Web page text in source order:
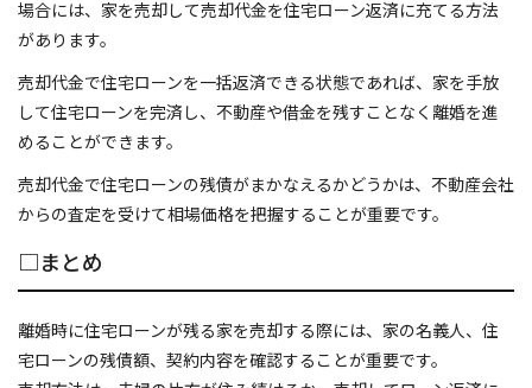
場合には、家を売却して売却代金を住宅ローン返済に充てる方法
があります。
売却代金で住宅ローンを一括返済できる状態であれば、家を手放
して住宅ローンを完済し、不動産や借金を残すことなく離婚を進
めることができます。
売却代金で住宅ローンの残債がまかなえるかどうかは、不動産会社
からの査定を受けて相場価格を把握することが重要です。
□まとめ
離婚時に住宅ローンが残る家を売却する際には、家の名義人、住
宅ローンの残債額、契約内容を確認することが重要です。